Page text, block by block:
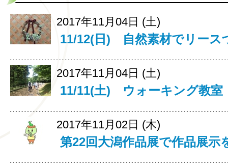
2017年11月04日 (土)
11/12(日) 自然素材でリー
2017年11月04日 (土)
11/11(土) ウォーキング教
2017年11月02日 (木)
第22回大潟作品展で作品展示